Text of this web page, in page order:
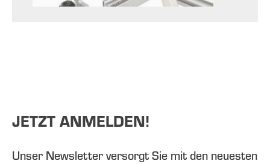
JETZT ANMELDEN!
Unser Newsletter versorgt Sie mit den neuesten